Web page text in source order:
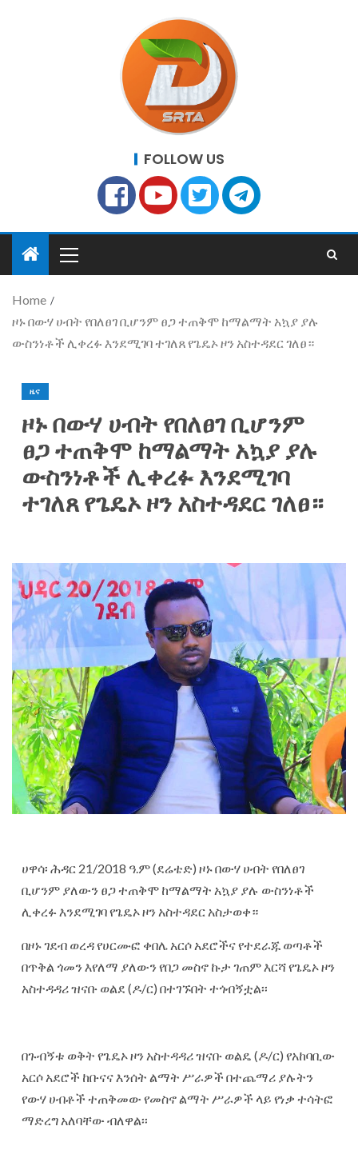
FOLLOW US
Home
ዞኑ በውሃ ሀብት የበለፀገ ቢሆንም ፀጋ ተጠቅሞ ከማልማት አኳያ ያሉ
ውስንነቶች ሊቀረፉ እንደሚገባ ተገለጸ የጌዴኦ ዞን አስተዳደር ገለፀ።
ዜና
ዞኑ በውሃ ሀብት የበለፀገ ቢሆንም
ፀጋ ተጠቅሞ ከማልማት አኳያ ያሉ
ውስንነቶች ሊቀረፉ እንደሚገባ
ተገለጸ የጌዴኦ ዞን አስተዳደር ገለፀ።
ሀዋሳ፡ ሕዳር 21/2018 ዓ.ም (ደሬቴድ) ዞኑ በውሃ ሀብት የበለፀገ
ቢሆንም ያለውን ፀጋ ተጠቅሞ ከማልማት አኳያ ያሉ ውስንነቶች
ሊቀረፉ እንደሚገባ የጌዴኦ ዞን አስተዳደር አስታወቀ።
‎በዞኑ ገደብ ወረዳ የሀርሙፎ ቀበሌ አርሶ አደሮችና የተደራጁ ወጣቶች
በጥቅል ጎመን እየለማ ያለውን የበጋ መስኖ ኩታ ገጠም እርሻ የጌዴኦ ዞን
አስተዳዳሪ ዝናቡ ወልደ (ዶ/ር) በተገኙበት ተጎብኝቷል፡፡
‎በጉብኝቱ ወቅት የጌዴኦ ዞን አስተዳዳሪ ዝናቡ ወልዴ (ዶ/ር) የአከባቢው
አርሶ አደሮች ከቡናና እንሰት ልማት ሥራዎች በተጨማሪ ያሉትን
የውሃ ሀብቶች ተጠቅመው የመስኖ ልማት ሥራዎች ላይ የነቃ ተሳትፎ
ማድረግ አለባቸው ብለዋል፡፡